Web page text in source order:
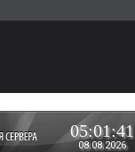
05:01:41
08.08.2026